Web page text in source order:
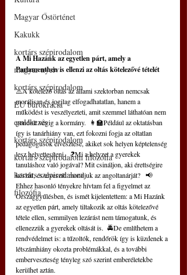
Magyar Őstörténet
Kakukk
kortárs szépirodalom
magyar nyelv
kortárs szépirodalom
EU bürokrácia
emlékezés
kortárs szépirodalom
kortárs szépirodalom filozófia
kortárs szépirodalom
filozófia
A Mi Hazánk az egyetlen párt, amely a
Parlamentben is ellenzi az oltás kötelezővé tételét
⚠️A kötelező oltás az állami szektorban nemcsak
morálisan és jogilag elfogadhatatlan, hanem a
működést is veszélyezteti, amit szemmel láthatóan nem
gondolt végig a kormány.  👩‍🏫Például az oktatásban
így is tanárhiány van, ezt fokozni fogja az oltatlan
pedagógusok elvesztése, akiket sok helyen képtelenség
lesz helyettesíteni.   ❓Mi a helyzet a gyerekek
tanuláshoz való jogával? Mit csináljon, aki érettségire
készül, és elveszíti mondjuk az angoltanárját?   📢
Ehhez hasonló tényekre hívtam fel a figyelmet az
Országgyűlésben, és ismét kijelentettem: a Mi Hazánk
az egyetlen párt, amely tiltakozik az oltás kötelezővé
tétele ellen, semmilyen lezárást nem támogatunk, és
ellenezzük a gyerekek oltását is.  🚔De említhetem a
rendvédelmet is: a tűzoltók, rendőrök így is küzdenek a
létszámhiány okozta problémákkal, és a további
emberveszteség tényleg szó szerint emberéletekbe
kerülhet aztán.